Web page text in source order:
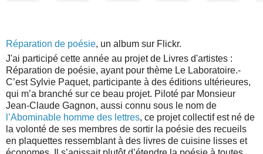
Réparation de poésie, un album sur Flickr.
J'ai participé cette année au projet de Livres d'artistes :
Réparation de poésie, ayant pour thème Le Laboratoire.-
C’est Sylvie Paquet, participante à des éditions ultérieures,
qui m’a branché sur ce beau projet. Piloté par Monsieur
Jean-Claude Gagnon, aussi connu sous le nom de
l’Abominable homme des lettres, ce projet collectif est né de
la volonté de ses membres de sortir la poésie des recueils
en plaquettes ressemblant à des livres de cuisine lisses et